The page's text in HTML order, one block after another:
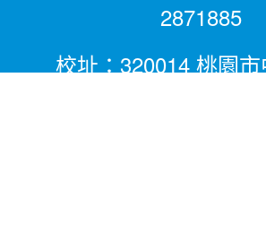
2871885
校址：320014 桃園